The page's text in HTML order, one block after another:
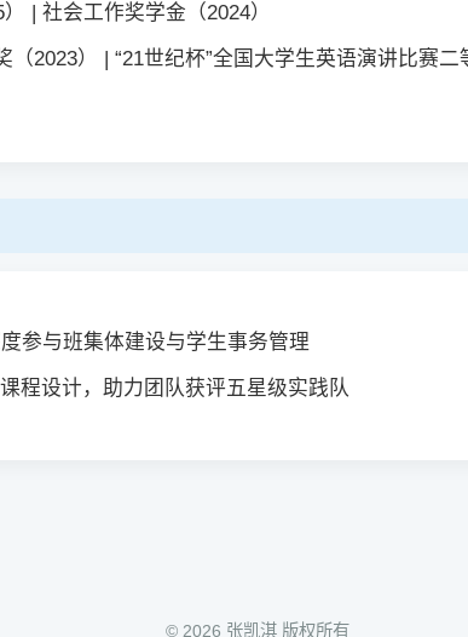
） | 社会工作奖学金（2024）
2023） | “21世纪杯”全国大学生英语演讲比赛
参与班集体建设与学生事务管理
程设计，助力团队获评五星级实践队
© 2026 张凯淇 版权所有